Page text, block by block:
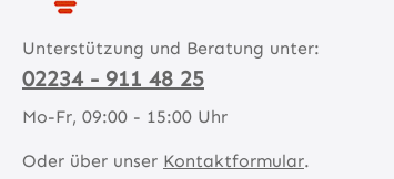
Unterstützung und Beratung unter:
02234 - 911 48 25
Mo-Fr, 09:00 - 15:00 Uhr
Oder über unser Kontaktformular.